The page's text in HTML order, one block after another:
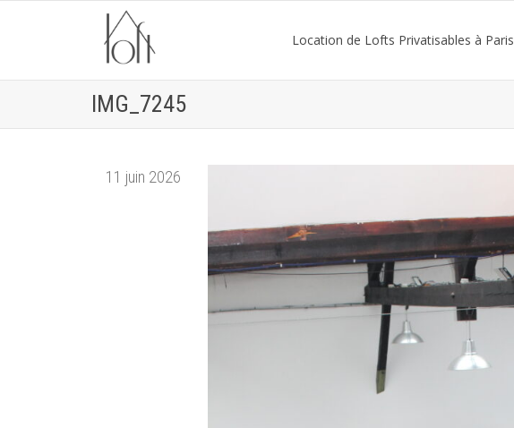
Location de Lofts Privatisables à Paris
IMG_7245
11 juin 2026